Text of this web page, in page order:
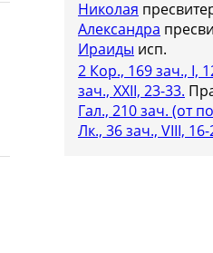
Николая
Александра
Ираиды исп.
2 Кор., 169 зач., I,
зач., XXII, 23-33.
Гал., 210 зач. (от
Лк., 36 зач., VIII, 16-